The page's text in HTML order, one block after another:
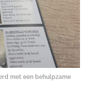
met een behulpzame